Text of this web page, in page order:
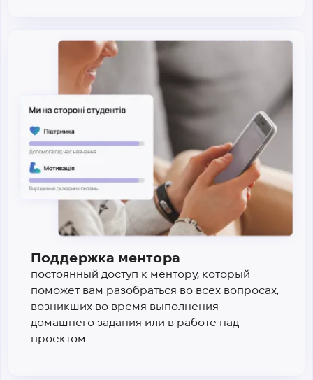
Поддержка ментора
постоянный доступ к ментору, который
поможет вам разобраться во всех вопросах,
возникших во время выполнения
домашнего задания или в работе над
проектом